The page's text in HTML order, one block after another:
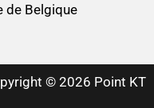
de Belgique
© 2026 Point KT